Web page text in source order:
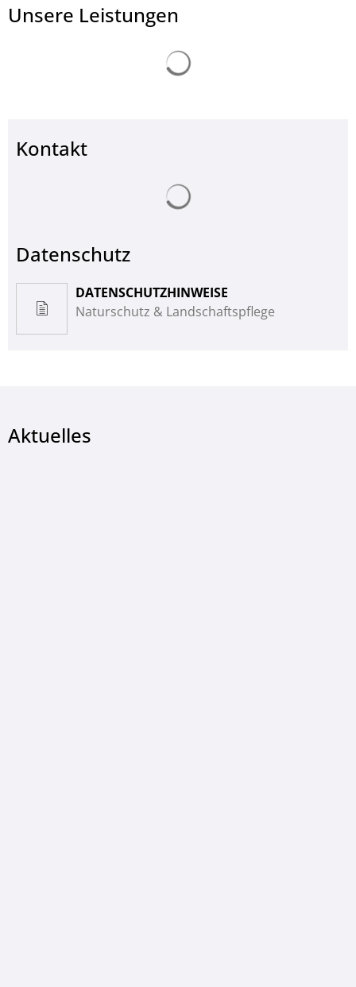
Unsere Leistungen
Kontakt
Datenschutz
DATENSCHUTZHINWEISE
Naturschutz & Landschaftspflege
Aktuelles